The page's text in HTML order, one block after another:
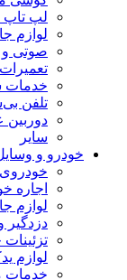
لپ تاپ
لوازم
صوتی و
خدمات
تلفن
دوربین
سایر
خودرو و
اجاره
لوازم
دزدگیر
لوازم
خدمات